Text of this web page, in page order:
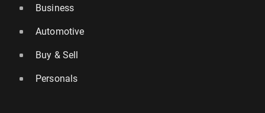
Business
Automotive
Buy & Sell
Personals